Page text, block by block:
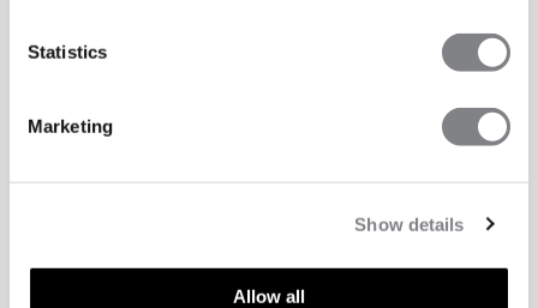
Statistics
Marketing
Show details
Allow all